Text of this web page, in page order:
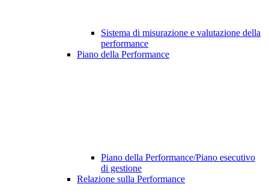
Sistema di misurazione e valutazione della
performance
Piano della Performance
Piano della Performance/Piano esecutivo
di gestione
Relazione sulla Performance